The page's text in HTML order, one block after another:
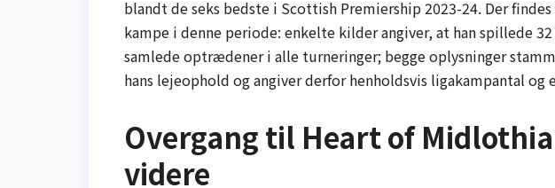
blandt de seks bedste i Scottish Premiership 2023-24. Der
kampe i denne periode: enkelte kilder angiver, at han spillede
samlede optrædener i alle turneringer; begge oplysninger
hans lejeophold og angiver derfor henholdsvis ligakampantal og
Overgang til Heart of
videre